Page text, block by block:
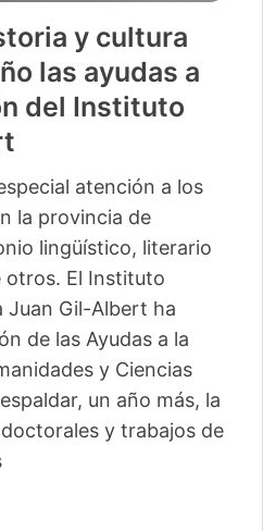
y cultura
las ayudas a
del Instituto
atención a los
la provincia de
lingüístico, literario
otros. El Instituto
Juan Gil-Albert ha
de las Ayudas a la
y Ciencias
un año más, la
y trabajos de